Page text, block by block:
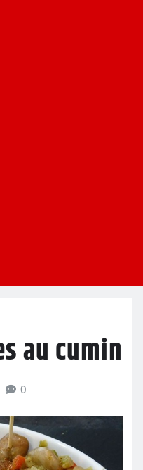
au cumin
0